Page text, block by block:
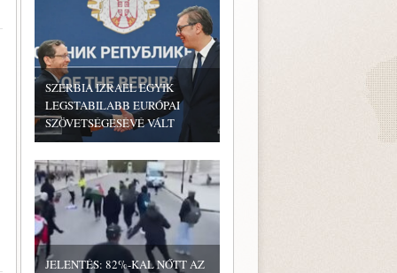
SZERBIA IZRAEL EGYIK
LEGSTABILABB EURÓPAI
SZÖVETSÉGESÉVÉ VÁLT
JELENTÉS: 82%-KAL NŐTT AZ